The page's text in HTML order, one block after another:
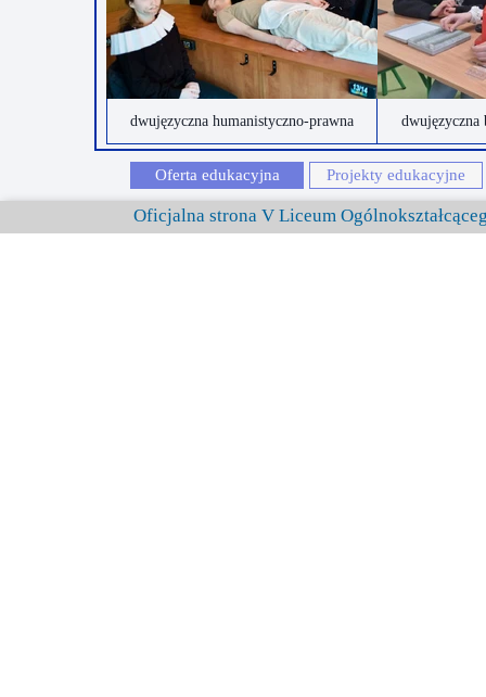
dwujęzyczna
dwujęzyczna humanistyczno-prawna
Projekty edukacyjne
Oferta edukacyjna
Oficjalna strona V Liceum